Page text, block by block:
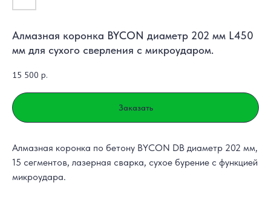
Алмазная коронка BYCON диаметр 202 мм L450
мм для сухого сверления с микроударом.
15 500 р.
Заказать
Алмазная коронка по бетону BYCON DB диаметр 202 мм,
15 сегментов, лазерная сварка, сухое бурение с функцией
микроудара.